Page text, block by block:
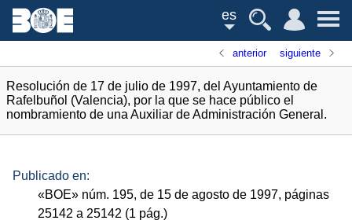
es
anterior siguiente
Resolución de 17 de julio de 1997, del Ayuntamiento de
Rafelbuñol (Valencia), por la que se hace público el
nombramiento de una Auxiliar de Administración General.
Publicado en:
«BOE» núm. 195, de 15 de agosto de 1997, páginas
25142 a 25142 (1 pág.)